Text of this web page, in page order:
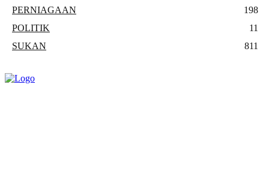
PERNIAGAAN
198
POLITIK
11
SUKAN
811